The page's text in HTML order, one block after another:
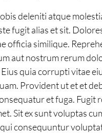
deleniti atque
fugit alias et sit.
similique.
aut nostrum rerum
quia corrupti vitae
Provident ut et et
et fuga.
Sit ex sunt voluptas
consequuntur